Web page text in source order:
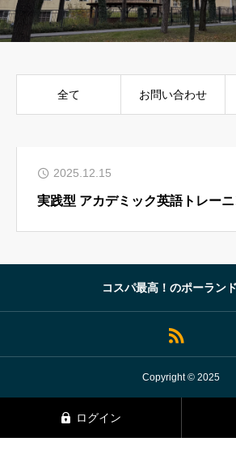
全て お問い合わせ
2025.12.15
実践型 アカデミック英語トレー
コスパ最高！のポーラン
Copyright © 2025
ログイン
お知らせ一覧
よくあるご質問 (FAQ)
アカデミック英語トレーニング
受講生様専用サイト
お問い合わせ フォーム